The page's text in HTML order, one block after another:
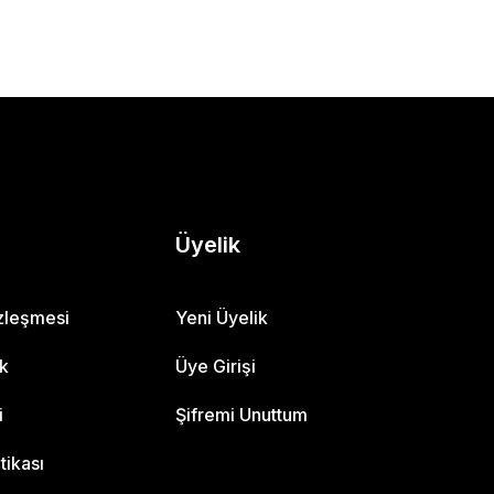
Üyelik
Yeni Üyelik
Üye Girişi
Şifremi Unuttum